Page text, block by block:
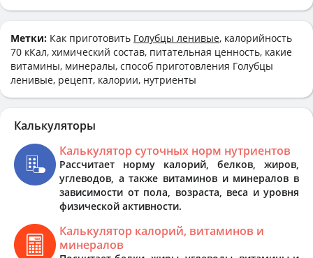
Метки: Как приготовить Голубцы ленивые, калорийность
70 кКал, химический состав, питательная ценность, какие
витамины, минералы, способ приготовления Голубцы
ленивые, рецепт, калории, нутриенты
Калькуляторы
Калькулятор суточных норм нутриентов
Рассчитает норму калорий, белков, жиров,
углеводов, а также витаминов и минералов в
зависимости от пола, возраста, веса и уровня
физической активности.
Калькулятор калорий, витаминов и
минералов